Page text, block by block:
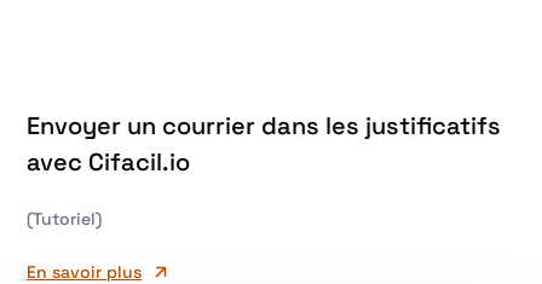
Envoyer un courrier dans les justificatifs
avec Cifacil.io
(Tutoriel)
En savoir plus